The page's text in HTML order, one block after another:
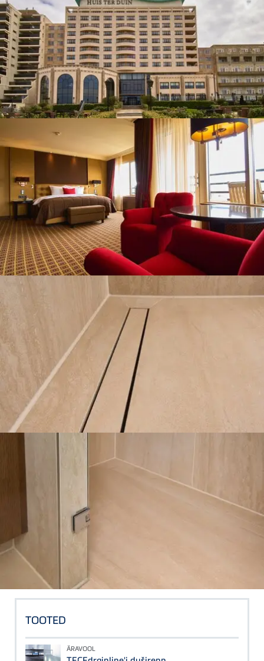
TOOTED
ÄRAVOOL